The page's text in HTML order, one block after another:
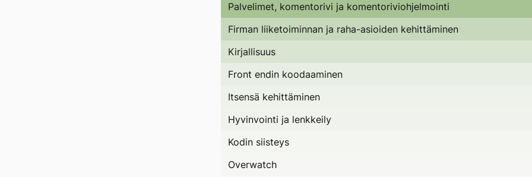
Palvelimet, komentorivi ja komentoriviohjelmointi
Firman liiketoiminnan ja raha-asioiden kehittäminen
Kirjallisuus
Front endin koodaaminen
Itsensä kehittäminen
Hyvinvointi ja lenkkeily
Kodin siisteys
Overwatch